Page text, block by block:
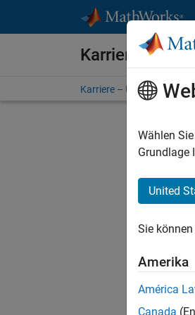
Karriere bei
Karriere – Übersicht
Wählen
Grundlage
United
Sie
Amerika
América
Canada